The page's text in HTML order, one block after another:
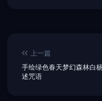
上一篇
手绘绿色春天梦幻森林白
述咒语